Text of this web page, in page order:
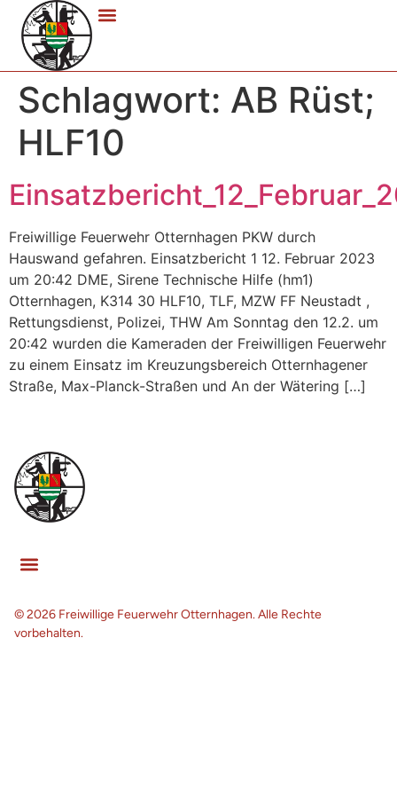
Schlagwort: AB Rüst;
HLF10
Freiwillige Feuerwehr Otternhagen PKW durch
Hauswand gefahren. Einsatzbericht 1 12. Februar 2023
um 20:42 DME, Sirene Technische Hilfe (hm1)
Otternhagen, K314 30 HLF10, TLF, MZW FF Neustadt ,
Rettungsdienst, Polizei, THW Am Sonntag den 12.2. um
20:42 wurden die Kameraden der Freiwilligen Feuerwehr
zu einem Einsatz im Kreuzungsbereich Otternhagener
Straße, Max-Planck-Straßen und An der Wätering […]
© 2026 Freiwillige Feuerwehr Otternhagen. Alle Rechte
vorbehalten.